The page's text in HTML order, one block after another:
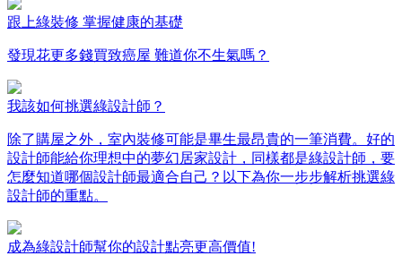
跟上綠裝修 掌握健康的基礎
發現花更多錢買致癌屋 難道你不生氣嗎？
我該如何挑選綠設計師？
除了購屋之外，室內裝修可能是畢生最昂貴的一筆消費。好的
設計師能給你理想中的夢幻居家設計，同樣都是綠設計師，要
怎麼知道哪個設計師最適合自己？以下為你一步步解析挑選綠
設計師的重點。
成為綠設計師幫你的設計點亮更高價值!